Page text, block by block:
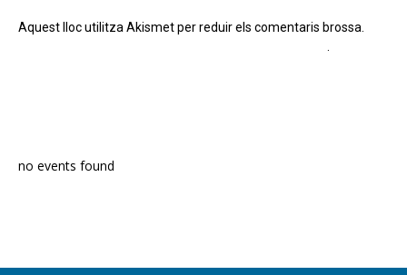
Aquest lloc utilitza Akismet per reduir els comentaris brossa.
no events found